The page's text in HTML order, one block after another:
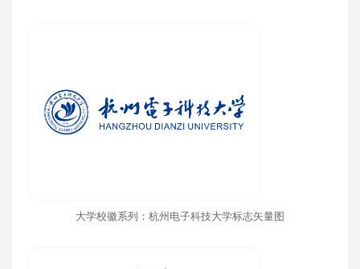
大学校徽系列：杭州电子科技大学标志矢量图